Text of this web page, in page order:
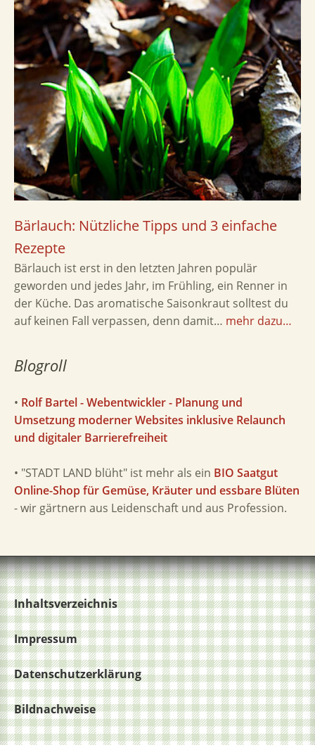
Bärlauch: Nützliche Tipps und 3 einfache
Rezepte
Bärlauch ist erst in den letzten Jahren populär
geworden und jedes Jahr, im Frühling, ein Renner in
der Küche. Das aromatische Saisonkraut solltest du
auf keinen Fall verpassen, denn damit… mehr dazu…
Blogroll
• Rolf Bartel - Webentwickler - Planung und
Umsetzung moderner Websites inklusive Relaunch
und digitaler Barrierefreiheit
• "STADT LAND blüht" ist mehr als ein BIO Saatgut
Online-Shop für Gemüse, Kräuter und essbare Blüten
- wir gärtnern aus Leidenschaft und aus Profession.
Inhaltsverzeichnis
Impressum
Datenschutzerklärung
Bildnachweise